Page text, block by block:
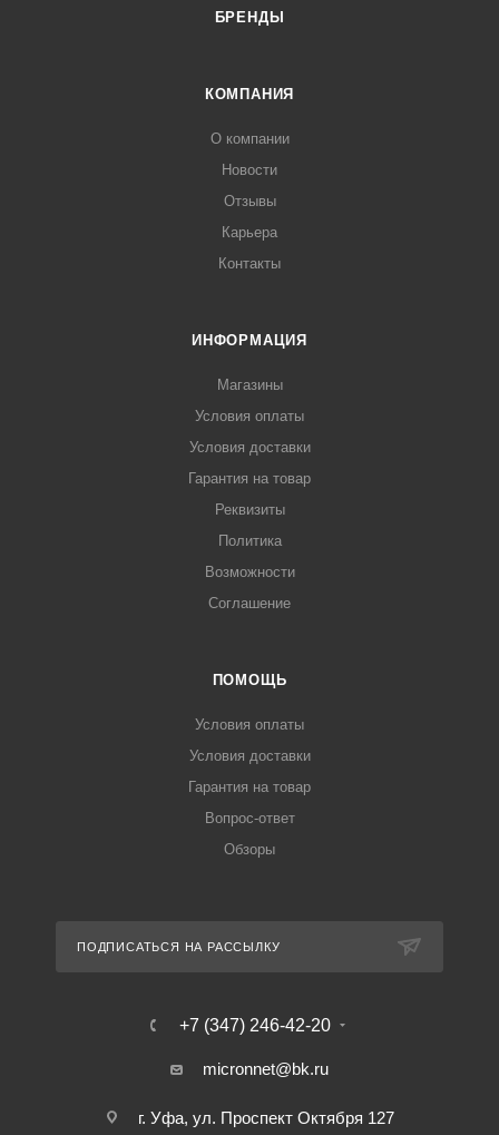
БРЕНДЫ
КОМПАНИЯ
О компании
Новости
Отзывы
Карьера
Контакты
ИНФОРМАЦИЯ
Магазины
Условия оплаты
Условия доставки
Гарантия на товар
Реквизиты
Политика
Возможности
Соглашение
ПОМОЩЬ
Условия оплаты
Условия доставки
Гарантия на товар
Вопрос-ответ
Обзоры
ПОДПИСАТЬСЯ НА РАССЫЛКУ
+7 (347) 246-42-20
micronnet@bk.ru
г. Уфа, ул. Проспект Октября 127